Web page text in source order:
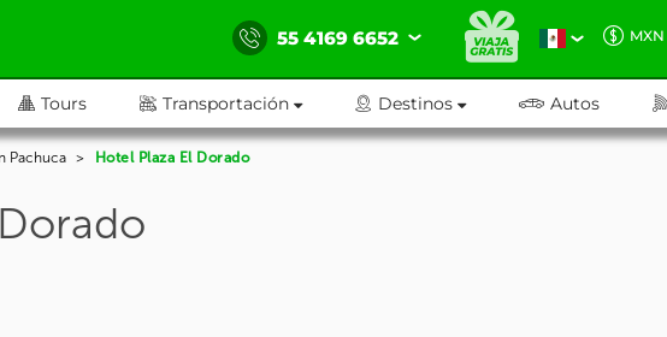
55 4169 6652 MXN
Tours Transportación Destinos Autos
Pachuca Hotel Plaza El Dorado